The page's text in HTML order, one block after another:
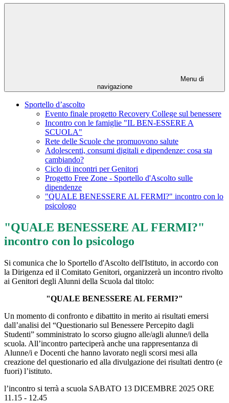
Menu di
navigazione
Sportello d’ascolto
Evento finale progetto Recovery College sul benessere
Incontro con le famiglie "IL BEN-ESSERE A
SCUOLA"
Rete delle Scuole che promuovono salute
Adolescenti, consumi digitali e dipendenze: cosa sta
cambiando?
Ciclo di incontri per Genitori
Progetto Free Zone - Sportello d'Ascolto sulle
dipendenze
"QUALE BENESSERE AL FERMI?" incontro con lo
psicologo
"QUALE BENESSERE AL FERMI?"
incontro con lo psicologo
Si comunica che lo Sportello d'Ascolto dell'Istituto, in accordo con
la Dirigenza ed il Comitato Genitori, organizzerà un incontro rivolto
ai Genitori degli Alunni della Scuola dal titolo:
"QUALE BENESSERE AL FERMI?"
Un momento di confronto e dibattito in merito ai risultati emersi
dall’analisi del “Questionario sul Benessere Percepito dagli
Studenti” somministrato lo scorso giugno alle/agli alunne/i della
scuola. All’incontro parteciperà anche una rappresentanza di
Alunne/i e Docenti che hanno lavorato negli scorsi mesi alla
creazione del questionario ed alla divulgazione dei risultati dentro (e
fuori) l’istituto.
l’incontro si terrà a scuola SABATO 13 DICEMBRE 2025 ORE
11.15 - 12.45